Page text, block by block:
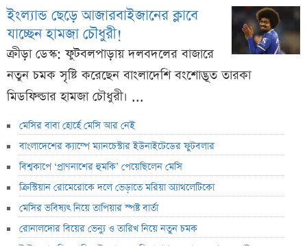
ইংল্যান্ড ছেড়ে আজারবাইজানের ক্লাবে
যাচ্ছেন হামজা চৌধুরী!
ক্রীড়া ডেস্ক: ফুটবলপাড়ায় দলবদলের বাজারে
নতুন চমক সৃষ্টি করেছেন বাংলাদেশি বংশোদ্ভূত তারকা
মিডফিল্ডার হামজা চৌধুরী। ...
মেসির বাবা হোর্হে মেসি আর নেই
বাংলাদেশের ক্যাম্পে ম্যানচেস্টার ইউনাইটেডের ফুটবলার
বিশ্বকাপে ‘প্রাণনাশের হুমকি’ পেয়েছিলেন মেসি
ক্রিস্টিয়ান রোমেরোকে দলে ভেড়াতে মরিয়া অ্যাথলেটিকো
মেসির ভবিষ্যৎ নিয়ে তাপিয়ার স্পষ্ট বার্তা
রোনালদোর বিয়ের ভেন্যু ও তারিখ নিয়ে নতুন চমক